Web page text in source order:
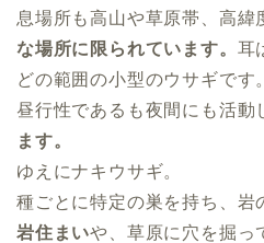
息場所も高山や草原帯、高緯
な場所に限られています。 耳
どの範囲の小型のウサギです。
昼行性であるも夜間にも活動
ます。
ゆえにナキウサギ。
種ごとに特定の巣を持ち、岩
岩住まいや、草原に穴を掘っ